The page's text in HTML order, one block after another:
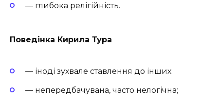
— глибока релігійність.
Поведінка Кирила Тура
— іноді зухвале ставлення до інших;
— непередбачувана, часто нелогічна;